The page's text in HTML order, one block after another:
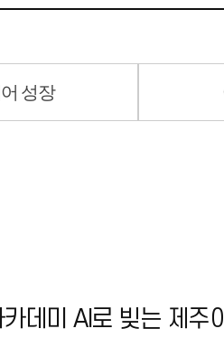
성장
데미 AI로 빚는 제주